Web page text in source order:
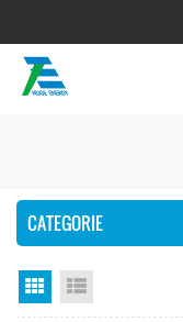
CATEGORIE
Vista a griglia